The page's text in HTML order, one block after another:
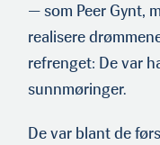
— som Peer Gynt,
realisere
refrenget: De var
sunnmøringer.
De var blant de